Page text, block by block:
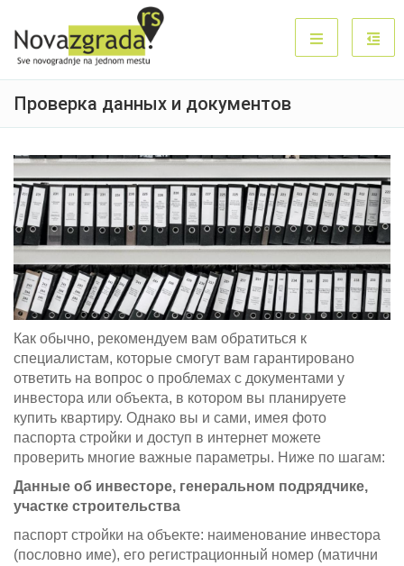
Проверка данных и документов
Как обычно, рекомендуем вам обратиться к
специалистам, которые смогут вам гарантировано
ответить на вопрос о проблемах с документами у
инвестора или объекта, в котором вы планируете
купить квартиру. Однако вы и сами, имея фото
паспорта стройки и доступ в интернет можете
проверить многие важные параметры. Ниже по шагам:
Данные об инвесторе, генеральном подрядчике,
участке строительства
паспорт стройки на объекте: наименование инвестора
(пословно име), его регистрационный номер (матични